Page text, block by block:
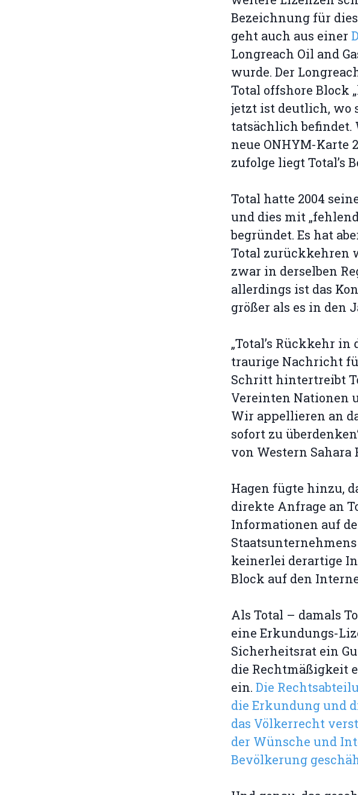
Bezeichnung für
geht auch aus einer
Longreach Oil and
wurde. Der
Total offshore Block
jetzt ist deutlich, wo
tatsächlich befindet.
neue ONHYM-Karte
zufolge liegt Total’s
Total hatte 2004
und dies mit
begründet. Es hat
Total zurückkehren
zwar in derselben
allerdings ist das
größer als es in den
„Total’s Rückkehr
traurige Nachricht
Schritt hintertreibt
Vereinten Nationen
Wir appellieren an
sofort zu
von Western Sahara
Hagen fügte hinzu,
direkte Anfrage an
Informationen auf
keinerlei derartige
Block auf den
Als Total – damals
eine Erkundungs-
Sicherheitsrat ein
die Rechtmäßigkeit
ein. Die
die Erkundung und
das Völkerrecht
der Wünsche und
Bevölkerung